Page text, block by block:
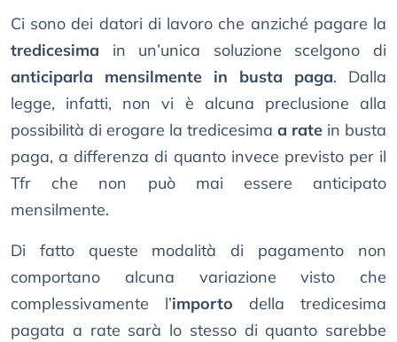
Ci sono dei datori di lavoro che anziché pagare la
tredicesima in un’unica soluzione scelgono di
anticiparla mensilmente in busta paga. Dalla
legge, infatti, non vi è alcuna preclusione alla
possibilità di erogare la tredicesima a rate in busta
paga, a differenza di quanto invece previsto per il
Tfr che non può mai essere anticipato
mensilmente.
Di fatto queste modalità di pagamento non
comportano alcuna variazione visto che
complessivamente l’importo della tredicesima
pagata a rate sarà lo stesso di quanto sarebbe